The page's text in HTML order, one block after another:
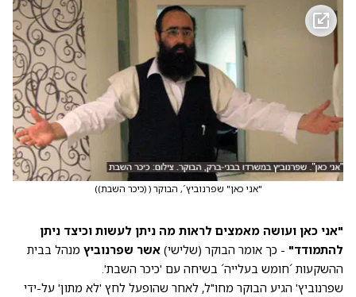
"אני כאן" שפרנוביץ´, הבוקר ( (כיכר השבת))
"אני כאן ועושה מאמצים לראות מה ניתן לעשות וכיצד ניתן
להתמודד" - כך אומר הבוקר (שלישי) אשר שפרנוביץ מנהל בבית
ההשקעות ´חומש בעלייה´ בשיחה עם 'כיכר השבת'.
שפרנוביץ' הגיע הבוקר מחו"ל, לאחר שהופעל לחץ 'לא מתון' על-ידי